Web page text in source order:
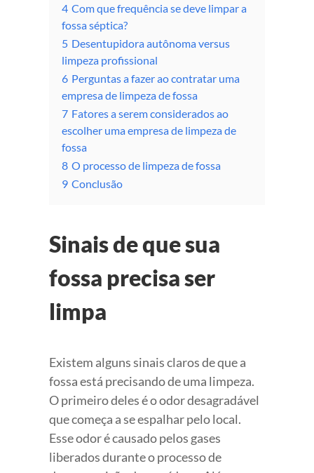
4 Com que frequência se deve limpar a
fossa séptica?
5 Desentupidora autônoma versus
limpeza profissional
6 Perguntas a fazer ao contratar uma
empresa de limpeza de fossa
7 Fatores a serem considerados ao
escolher uma empresa de limpeza de
fossa
8 O processo de limpeza de fossa
9 Conclusão
Sinais de que sua
fossa precisa ser
limpa
Existem alguns sinais claros de que a
fossa está precisando de uma limpeza.
O primeiro deles é o odor desagradável
que começa a se espalhar pelo local.
Esse odor é causado pelos gases
liberados durante o processo de